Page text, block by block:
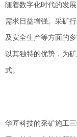
随着数字化时代的发
需求日益增强。采矿
及安全生产等方面的
以其独特的优势，为
式。
华匠科技的采矿施工